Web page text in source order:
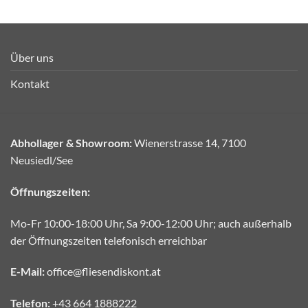
Über uns
Kontakt
Abhollager & Showroom:Wienerstrasse 14, 7100
Neusiedl/See
Öffnungszeiten:
Mo-Fr 10:00-18:00 Uhr, Sa 9:00-12:00 Uhr; auch außerhalb
der Öffnungszeiten telefonisch erreichbar
E-Mail:office@fliesendiskont.at
Telefon:+43 664 1888222